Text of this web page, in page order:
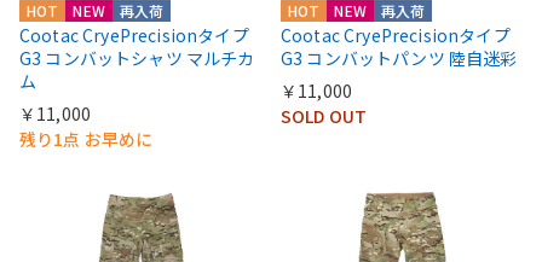
HOT NEW 再入荷
Cootac CryePrecisionタイプ
G3 コンバットシャツ マルチカ
ム
￥11,000
残り1点 お早めに
HOT NEW 再入荷
Cootac CryePrecisionタイプ
G3 コンバットパンツ 陸自迷彩
￥11,000
SOLD OUT